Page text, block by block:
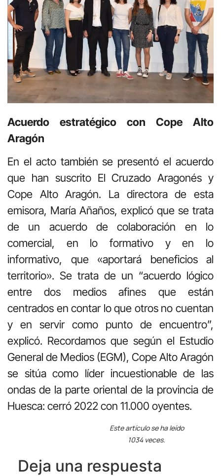
Acuerdo estratégico con Cope Alto
Aragón
En el acto también se presentó el acuerdo
que han suscrito El Cruzado Aragonés y
Cope Alto Aragón. La directora de esta
emisora, María Añaños, explicó que se trata
de un acuerdo de colaboración en lo
comercial, en lo formativo y en lo
informativo, que «aportará beneficios al
territorio». Se trata de un “acuerdo lógico
entre dos medios afines que están
centrados en contar lo que otros no cuentan
y en servir como punto de encuentro”,
explicó. Recordamos que según el Estudio
General de Medios (EGM), Cope Alto Aragón
se sitúa como líder incuestionable de las
ondas de la parte oriental de la provincia de
Huesca: cerró 2022 con 11.000 oyentes.
Este artículo se ha leído
1034 veces.
Deja una respuesta